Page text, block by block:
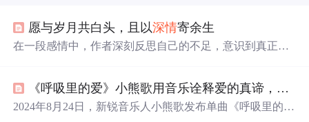
愿与岁月共白头，且以深情寄余生
在一段感情中，作者深刻反思自己的不足，意识到真正的
的人。
《呼吸里的爱》小熊歌用音乐诠释爱的真谛，在平凡中感受
2024年8月24日，新锐音乐人小熊歌发布单曲《呼吸里的